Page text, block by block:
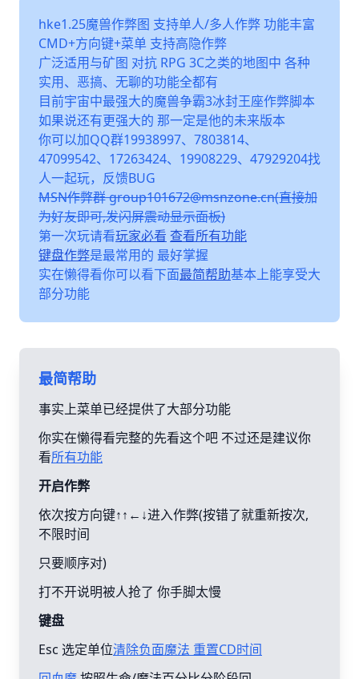
hke1.25魔兽作弊图 支持单人/多人作弊 功能丰富
CMD+方向键+菜单 支持高隐作弊
广泛适用与矿图 对抗 RPG 3C之类的地图中 各种
实用、恶搞、无聊的功能全都有
目前宇宙中最强大的魔兽争霸3冰封王座作弊脚本
如果说还有更强大的 那一定是他的未来版本
你可以加QQ群19938997、7803814、
47099542、17263424、19908229、47929204找
人一起玩，反馈BUG
MSN作弊群 group101672@msnzone.cn(直接加
为好友即可,发闪屏震动显示面板)
第一次玩请看玩家必看 查看所有功能
键盘作弊是最常用的 最好掌握
实在懒得看你可以看下面最简帮助基本上能享受大
部分功能
最简帮助
事实上菜单已经提供了大部分功能
你实在懒得看完整的先看这个吧 不过还是建议你
看所有功能
开启作弊
依次按方向键↑↑←↓进入作弊(按错了就重新按次,
不限时间
只要顺序对)
打不开说明被人抢了 你手脚太慢
键盘
Esc 选定单位清除负面魔法 重置CD时间